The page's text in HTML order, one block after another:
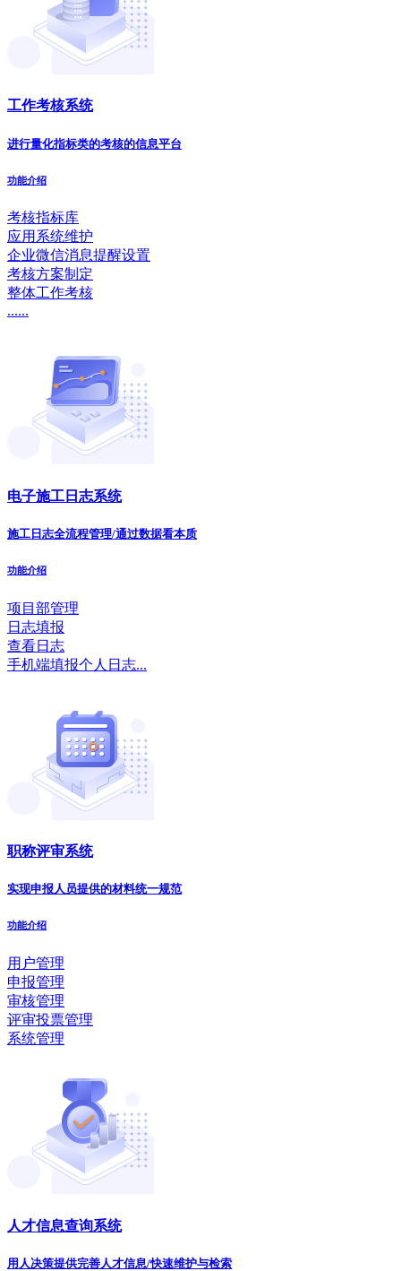
工作考核系统
进行量化指标类的考核的信息平台
功能介绍
考核指标库
应用系统维护
企业微信消息提醒设置
考核方案制定
整体工作考核
......
电子施工日志系统
施工日志全流程管理/通过数据看本质
功能介绍
项目部管理
日志填报
查看日志
手机端填报个人日志...
职称评审系统
实现申报人员提供的材料统一规范
功能介绍
用户管理
申报管理
审核管理
评审投票管理
系统管理
人才信息查询系统
用人决策提供完善人才信息/快速维护与检索